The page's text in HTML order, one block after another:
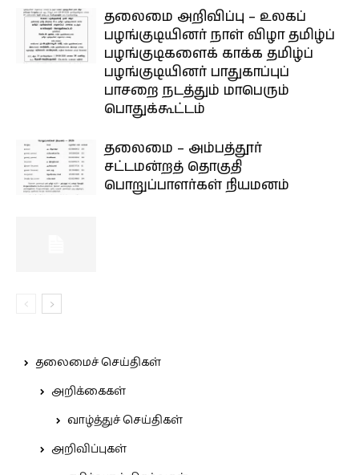
தலைமை அறிவிப்பு – உலகப்
பழங்குடியினர் நாள் விழா தமிழ்ப்
பழங்குடிகளைக் காக்க தமிழ்ப்
பழங்குடியினர் பாதுகாப்புப்
பாசறை நடத்தும் மாபெரும்
பொதுக்கூட்டம்
தலைமை – அம்பத்தூர்
சட்டமன்றத் தொகுதி
பொறுப்பாளர்கள் நியமனம்
தலைமைச் செய்திகள்
அறிக்கைகள்
வாழ்த்துச் செய்திகள்
அறிவிப்புகள்